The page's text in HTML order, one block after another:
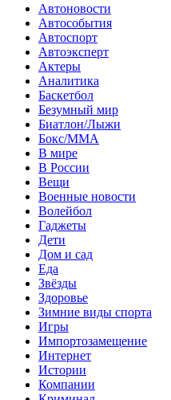
Автоновости
Автособытия
Автоспорт
Автоэксперт
Актеры
Аналитика
Баскетбол
Безумный мир
Биатлон/Лыжи
Бокс/MMA
В мире
В России
Вещи
Военные новости
Волейбол
Гаджеты
Дети
Дом и сад
Еда
Звёзды
Здоровье
Зимние виды спорта
Игры
Импортозамещение
Интернет
Истории
Компании